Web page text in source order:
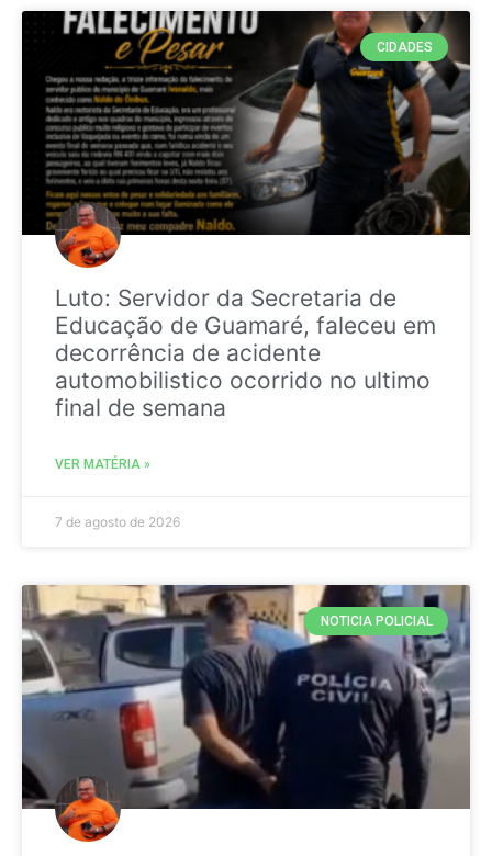
CIDADES
Luto: Servidor da Secretaria de
Educação de Guamaré, faleceu em
decorrência de acidente
automobilistico ocorrido no ultimo
final de semana
VER MATÉRIA »
7 de agosto de 2026
NOTICIA POLICIAL